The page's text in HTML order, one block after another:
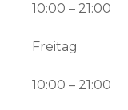
10:00 – 21:00
Freitag
10:00 – 21:00